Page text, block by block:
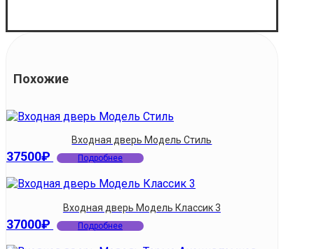
Похожие
Входная дверь Модель Стиль
37500₽ Подробнее
Входная дверь Модель Классик 3
37000₽ Подробнее